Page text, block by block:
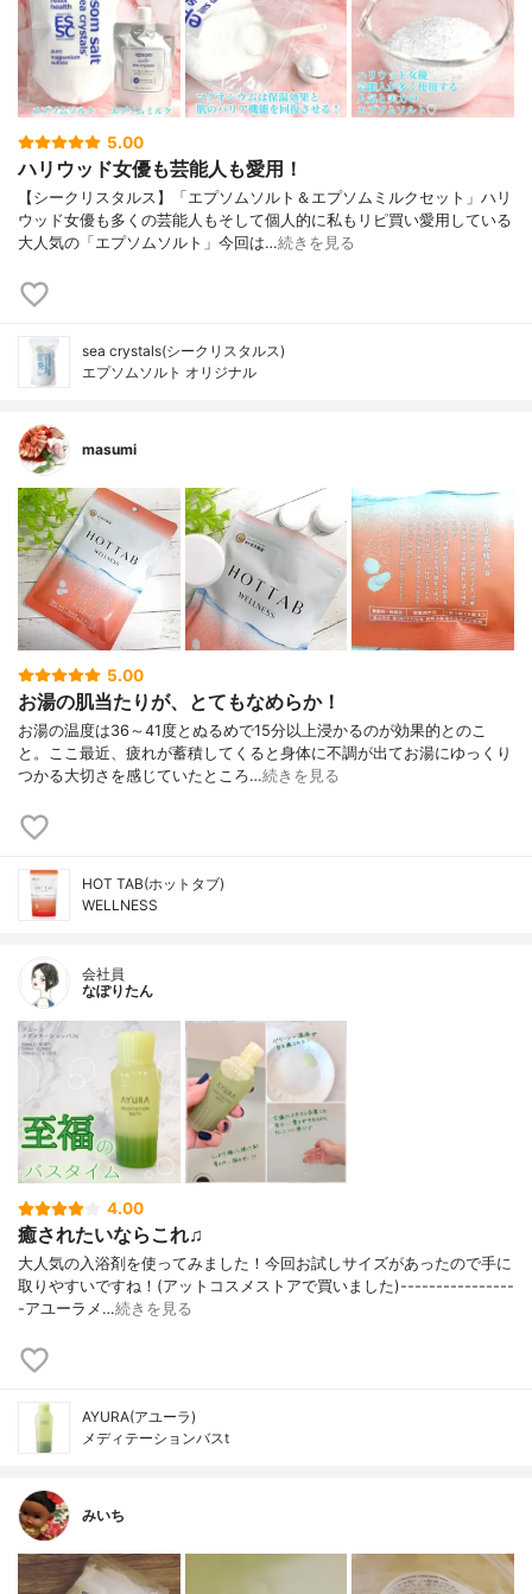
5.00
ハリウッド女優も芸能人も愛用！
【シークリスタルス】「エプソムソルト＆エプソムミルクセット」ハリ
ウッド女優も多くの芸能人もそして個人的に私もリピ買い愛用している
大人気の「エプソムソルト」今回は…続きを見る
sea crystals(シークリスタルス)
エプソムソルト オリジナル
masumi
5.00
お湯の肌当たりが、とてもなめらか！
お湯の温度は36～41度とぬるめで15分以上浸かるのが効果的とのこ
と。ここ最近、疲れが蓄積してくると身体に不調が出てお湯にゆっくり
つかる大切さを感じていたところ…続きを見る
HOT TAB(ホットタブ)
WELLNESS
会社員
なぽりたん
4.00
癒されたいならこれ♫
大人気の入浴剤を使ってみました！今回お試しサイズがあったので手に
取りやすいですね！(アットコスメストアで買いました)----------------
-アユーラメ…続きを見る
AYURA(アユーラ)
メディテーションバスt
みいち